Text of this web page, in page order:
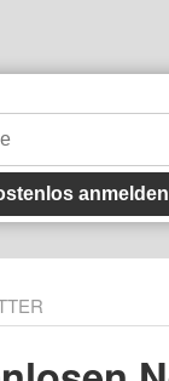
anmelden